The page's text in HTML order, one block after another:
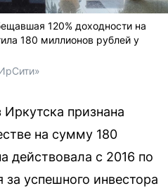
120% доходности на
180 миллионов рублей у
признана
на сумму 180
действовала с 2016 по
за успешного инвестора